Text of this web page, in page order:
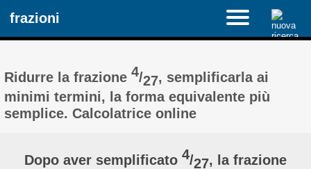
frazioni
Ridurre la frazione4/27, semplificarla ai
minimi termini, la forma equivalente più
semplice. Calcolatrice online
Dopo aver semplificato 4/27, la frazione